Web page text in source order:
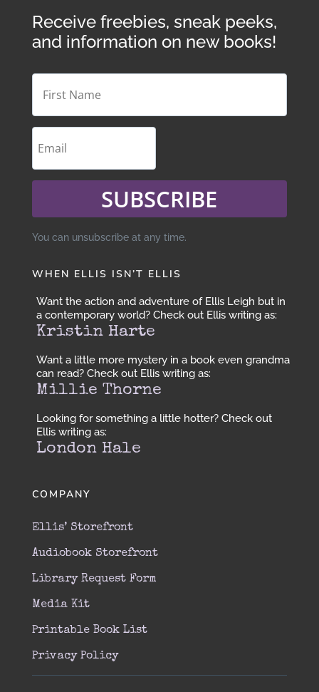
Receive freebies, sneak peeks,
and information on new books!
SUBSCRIBE
You can unsubscribe at any time.
WHEN ELLIS ISN’T ELLIS
Want the action and adventure of Ellis Leigh but in
a contemporary world? Check out Ellis writing as:
Kristin Harte
Want a little more mystery in a book even grandma
can read? Check out Ellis writing as:
Millie Thorne
Looking for something a little hotter? Check out
Ellis writing as:
London Hale
COMPANY
Ellis’ Storefront
Audiobook Storefront
Library Request Form
Media Kit
Printable Book List
Privacy Policy